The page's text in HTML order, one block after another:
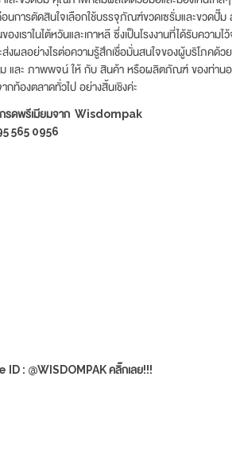
ารตัดสินใจเลือกใช้บรรจุภัณฑ์ขวดเซรั่มและขวดปั๊ม ส
องเราในไต้หวันและเกาหลี ซึ่งเป็นโรงงานที่ได้รับความ
งผลอย่างไรต่อความรู้สึกเชื่อมั่นสนใจของผู้บริโภคด้
และ ภาพพจน์ ให้ กับ สินค้า หรือผลิตภัณฑ์ ของท่านอ
ท้องตลาดทั่วไป อย่างสิ้นเชิงค่ะ
เกรดพรีเมียมจาก Wisdompak
565 0956
ID : @WISDOMPAK คลิ๊กเลย!!!